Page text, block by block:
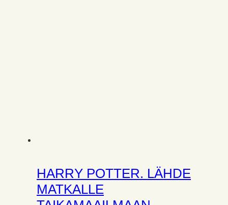
HARRY POTTER. LÄHDE
MATKALLE